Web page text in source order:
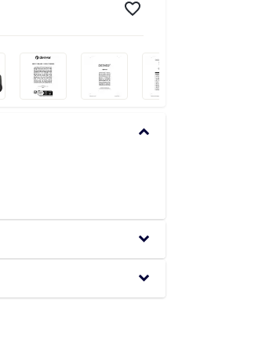
keyboard_arrow_down
keyboard_arrow_down
keyboard_arrow_down